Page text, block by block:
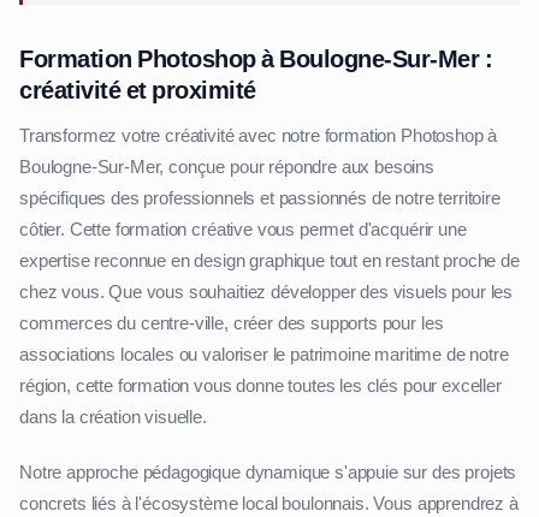
Formation Photoshop à Boulogne-Sur-Mer :
créativité et proximité
Transformez votre créativité avec notre formation Photoshop à
Boulogne-Sur-Mer, conçue pour répondre aux besoins
spécifiques des professionnels et passionnés de notre territoire
côtier. Cette formation créative vous permet d'acquérir une
expertise reconnue en design graphique tout en restant proche de
chez vous. Que vous souhaitiez développer des visuels pour les
commerces du centre-ville, créer des supports pour les
associations locales ou valoriser le patrimoine maritime de notre
région, cette formation vous donne toutes les clés pour exceller
dans la création visuelle.
Notre approche pédagogique dynamique s'appuie sur des projets
concrets liés à l'écosystème local boulonnais. Vous apprendrez à